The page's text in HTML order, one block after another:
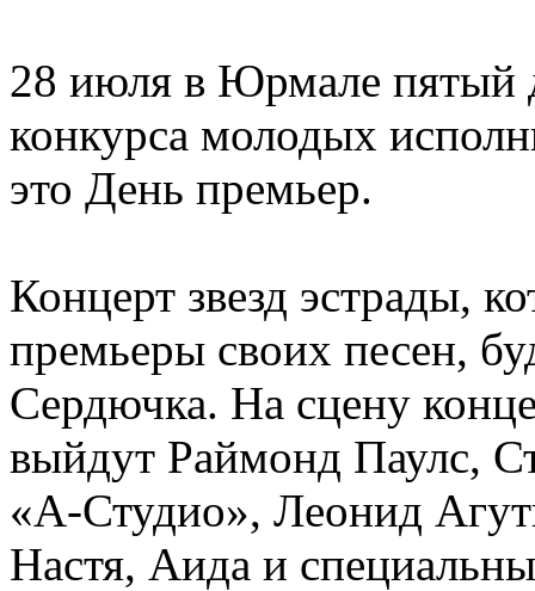
28 июля в Юрмале пятый
конкурса молодых
это День премьер.
Концерт звезд эстрады,
премьеры своих песен,
Сердючка. На сцену
выйдут Раймонд Паулс,
«А-Студио», Леонид
Настя, Аида и